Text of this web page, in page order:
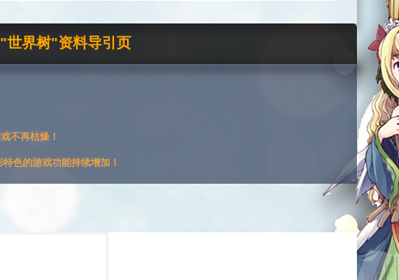
"世界树"资料导引页
不再枯燥！
特色的游戏功能持续增加！